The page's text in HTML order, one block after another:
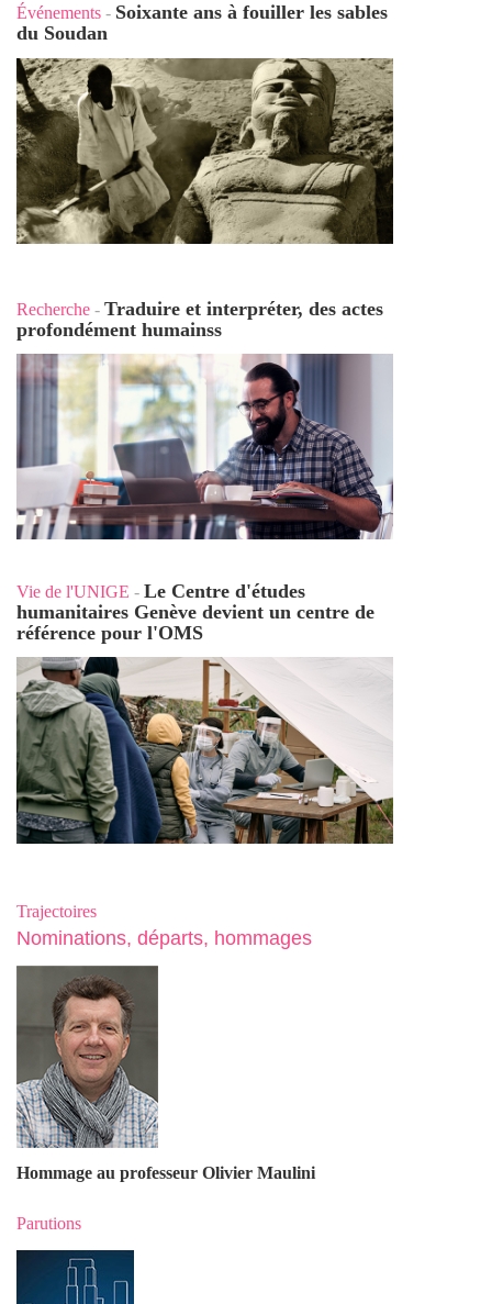
Événements - Soixante ans à fouiller les sables
du Soudan
Recherche - Traduire et interpréter, des actes
profondément humainss
Vie de l'UNIGE - Le Centre d'études
humanitaires Genève devient un centre de
référence pour l'OMS
Trajectoires
Nominations, départs, hommages
Hommage au professeur Olivier Maulini
Parutions